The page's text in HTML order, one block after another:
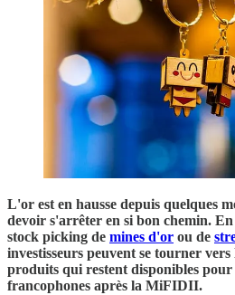
L'or est en hausse depuis quelques
devoir s'arrêter en si bon chemin.
stock picking de mines d'or ou de
investisseurs peuvent se tourner
produits qui restent disponibles pour
francophones après la MiFIDII.